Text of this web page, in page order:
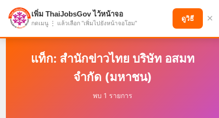
แบ่งปันโอกาส เพื่ออนาคตที่ก้าวหน้า
แท็ก: สำนักข่าวไทย บริษัท อสมท
จำกัด (มหาชน)
พบ 1 รายการ
เพิ่ม ThaiJobsGov ไว้หน้าจอ
กดเมนู ⋮ แล้วเลือก "เพิ่มไปยังหน้าจอโฮม"
ดูวิธี ×